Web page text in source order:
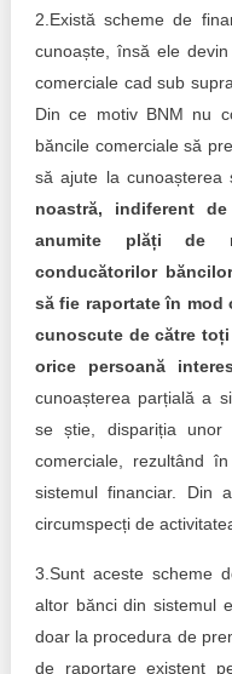
2.Există scheme de
cunoaște, însă ele
comerciale cad sub
Din ce motiv BNM nu
băncile comerciale să
să ajute la cunoașterea
noastră, indiferent
anumite plăți de
conducătorilor
să fie raportate în mod
cunoscute de către
orice persoană
cunoașterea parțială a
se știe, dispariția
comerciale, rezultând
sistemul financiar. Din
circumspecți de
3.Sunt aceste scheme
altor bănci din sistemul
doar la procedura de
de raportare existent